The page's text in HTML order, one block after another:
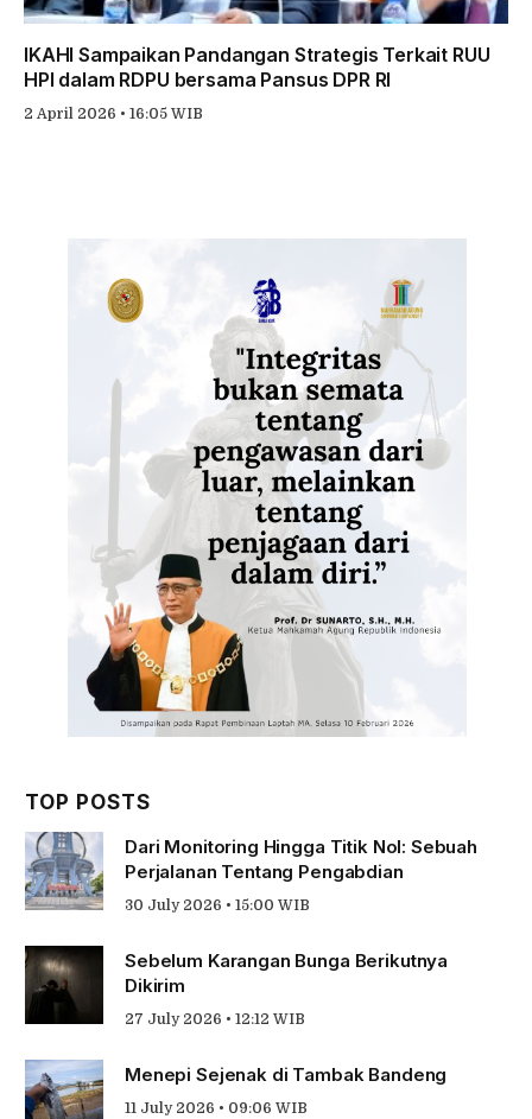
IKAHI Sampaikan Pandangan Strategis Terkait RUU
HPI dalam RDPU bersama Pansus DPR RI
2 April 2026 • 16:05 WIB
TOP POSTS
Dari Monitoring Hingga Titik Nol: Sebuah
Perjalanan Tentang Pengabdian
30 July 2026 • 15:00 WIB
Sebelum Karangan Bunga Berikutnya
Dikirim
27 July 2026 • 12:12 WIB
Menepi Sejenak di Tambak Bandeng
11 July 2026 • 09:06 WIB